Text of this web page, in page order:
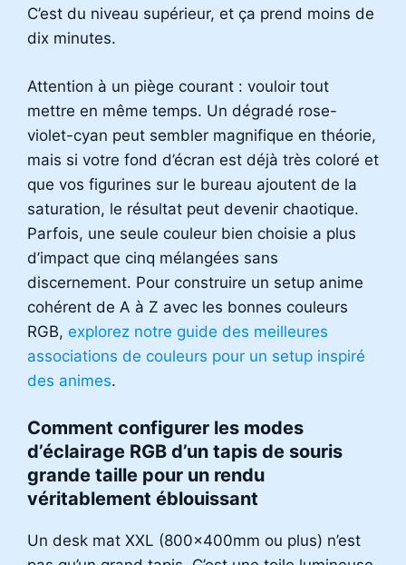
C’est du niveau supérieur, et ça prend moins de
dix minutes.
Attention à un piège courant : vouloir tout
mettre en même temps. Un dégradé rose-
violet-cyan peut sembler magnifique en théorie,
mais si votre fond d’écran est déjà très coloré et
que vos figurines sur le bureau ajoutent de la
saturation, le résultat peut devenir chaotique.
Parfois, une seule couleur bien choisie a plus
d’impact que cinq mélangées sans
discernement. Pour construire un setup anime
cohérent de A à Z avec les bonnes couleurs
RGB, explorez notre guide des meilleures
associations de couleurs pour un setup inspiré
des animes.
Comment configurer les modes
d’éclairage RGB d’un tapis de souris
grande taille pour un rendu
véritablement éblouissant
Un desk mat XXL (800x400mm ou plus) n’est